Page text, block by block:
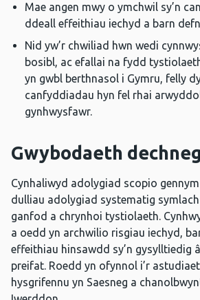
Mae angen mwy o ymchwil sy’n
ddeall effeithiau iechyd a barn
Nid yw’r chwiliad hwn wedi
bosibl, ac efallai na fydd
yn gwbl berthnasol i Gymru, felly
canfyddiadau hyn fel rhai
gynhwysfawr.
Gwybodaeth
Cynhaliwyd adolygiad scopio
dulliau adolygiad systematig
ganfod a chrynhoi tystiolaeth.
a oedd yn archwilio risgiau iechyd,
effeithiau hinsawdd sy’n gysylltiedig
preifat. Roedd yn ofynnol i’r
hysgrifennu yn Saesneg a